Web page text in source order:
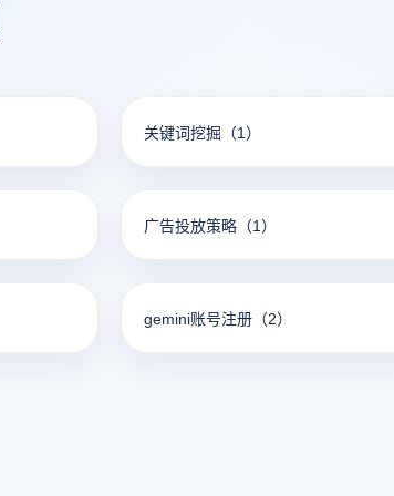
关键词挖掘 （1）
广告投放策略 （1）
gemini账号注册 （2）